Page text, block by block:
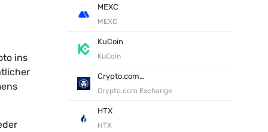
ins
MEXC
MEXC
KuCoin
KuCoin
Crypto.com Exchange
Crypto.com Exchange
HTX
HTX